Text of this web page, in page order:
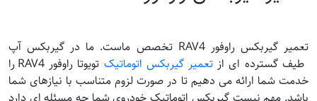
تعمیر گیربکس راوفور RAV4 تخصص ماست. ما در گیربکس آپ
طیف گسترده ای از تعمیر گیربکس اتوماتیک
تویوتا راوفور RAV4 را
خدمت شما ارائه می دهیم تا در صورت لزوم متناسب با نیازهای شما